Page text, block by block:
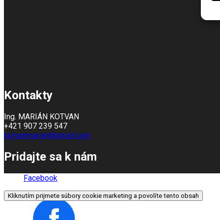
Kontakty
Ing. MARIÁN KOTVAN
+421 907 239 547
kotvanmarian@gmail.com
Pridajte sa k nám
Facebook
Kliknutím prijmete súbory cookie marketing a povolíte tento obsah